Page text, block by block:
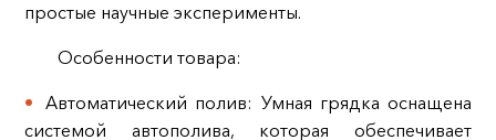
простые научные эксперименты.
Особенности товара:
Автоматический полив: Умная грядка оснащена
системой автополива, которая обеспечивает